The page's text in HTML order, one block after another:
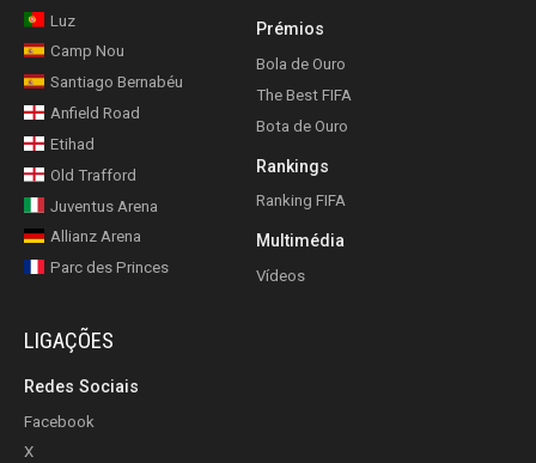
Luz
Camp Nou
Santiago Bernabéu
Anfield Road
Etihad
Old Trafford
Juventus Arena
Allianz Arena
Parc des Princes
Prémios
Bola de Ouro
The Best FIFA
Bota de Ouro
Rankings
Ranking FIFA
Multimédia
Vídeos
LIGAÇÕES
Redes Sociais
Facebook
X